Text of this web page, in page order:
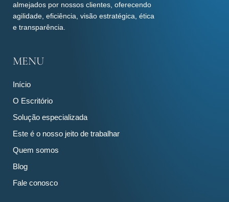
almejados por nossos clientes, oferecendo
agilidade, eficiência, visão estratégica, ética
e transparência.
MENU
Início
O Escritório
Solução especializada
Este é o nosso jeito de trabalhar
Quem somos
Blog
Fale conosco